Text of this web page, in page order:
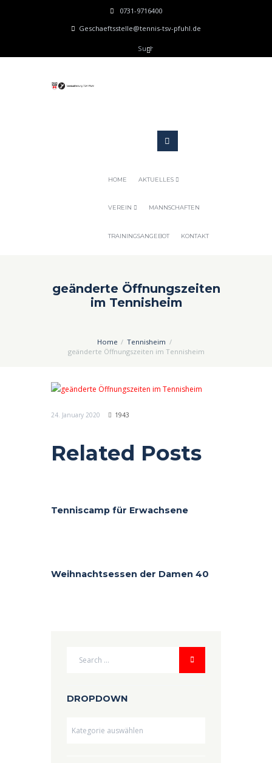
0731-9716400
Geschaeftsstelle@tennis-tsv-pfuhl.de
HOME AKTUELLES
VEREIN MANNSCHAFTEN
TRAININGSANGEBOT KONTAKT
geänderte Öffnungszeiten
im Tennisheim
Home
Tennisheim
geänderte Öffnungszeiten im Tennisheim
24. January 2020 1943
Related Posts
Tenniscamp für Erwachsene
Weihnachtsessen der Damen 40
DROPDOWN